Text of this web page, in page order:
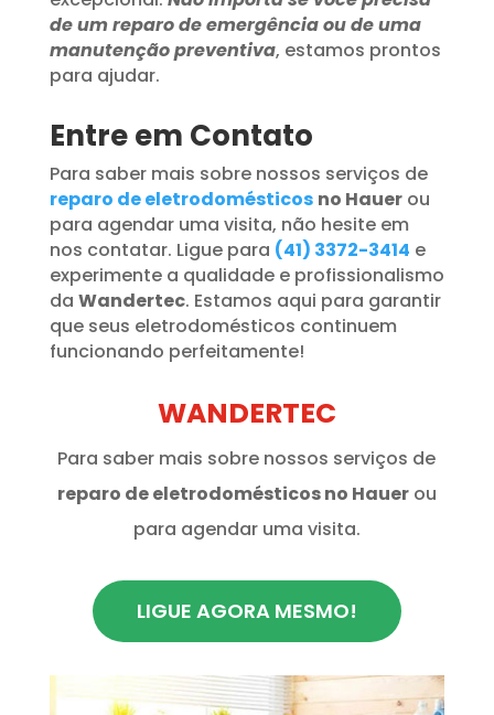
de um reparo de emergência ou de uma
manutenção preventiva, estamos prontos
para ajudar.
Entre em Contato
Para saber mais sobre nossos serviços de
reparo de eletrodomésticos no Hauerou
para agendar uma visita, não hesite em
nos contatar. Ligue para (41) 3372-3414 e
experimente a qualidade e profissionalismo
da Wandertec. Estamos aqui para garantir
que seus eletrodomésticos continuem
funcionando perfeitamente!
WANDERTEC
Para saber mais sobre nossos serviços de
reparo de eletrodomésticos no Hauerou
para agendar uma visita.
LIGUE AGORA MESMO!